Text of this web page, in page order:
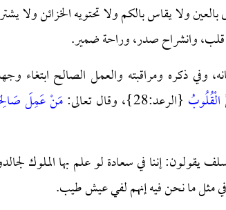
ولا يقاس بالكم ولا تحتويه الخزائن ولا
قلب، وانشراح صدر، وراحة ضمير.
وفي ذكره ومراقبته والعمل الصالح ابتغاء
الْقُلُوبُ {الرعد:28}، وقال تعالى:
مَنْ عَمِلَ
إننا في سعادة لو علم بها الملوك
في مثل ما نحن فيه إنهم لفي عيش طيب.